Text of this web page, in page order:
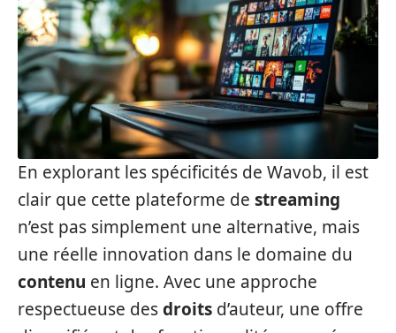
En explorant les spécificités de Wavob, il est
clair que cette plateforme de streaming
n’est pas simplement une alternative, mais
une réelle innovation dans le domaine du
contenu en ligne. Avec une approche
respectueuse desdroits d’auteur, une offre